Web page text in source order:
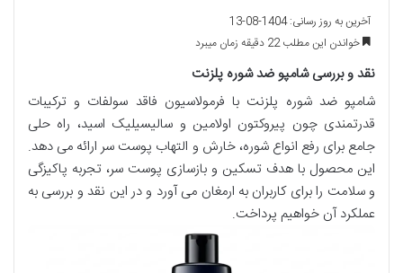
آخرین به روز رسانی: 1404-08-13
خواندن این مطلب 22 دقیقه زمان میبرد
نقد و بررسی شامپو ضد شوره پلزنت
شامپو ضد شوره پلزنت با فرمولاسیون فاقد سولفات و ترکیبات
قدرتمندی چون پیروکتون اولامین و سالیسیلیک اسید، راه حلی
جامع برای رفع انواع شوره، خارش و التهاب پوست سر ارائه می دهد.
این محصول با هدف تسکین و بازسازی پوست سر، تجربه پاکیزگی
و سلامت را برای کاربران به ارمغان می آورد و در این نقد و بررسی به
عملکرد آن خواهیم پرداخت.